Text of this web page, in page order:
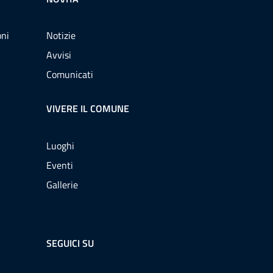
Notizie
Avvisi
Comunicati
VIVERE IL COMUNE
Luoghi
Eventi
Gallerie
SEGUICI SU